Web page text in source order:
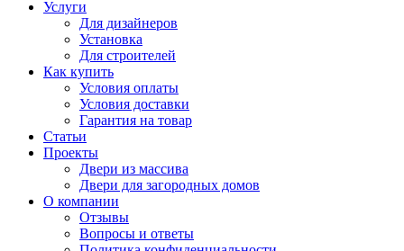
Услуги
Для дизайнеров
Установка
Для строителей
Как купить
Условия оплаты
Условия доставки
Гарантия на товар
Статьи
Проекты
Двери из массива
Двери для загородных домов
О компании
Отзывы
Вопросы и ответы